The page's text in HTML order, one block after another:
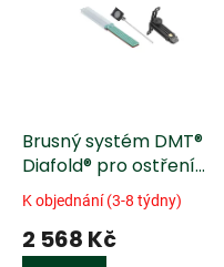
Brusný systém DMT®
Diafold® pro ostření
nožů - 3 ks
K objednání (3-8 týdny)
2 568 Kč